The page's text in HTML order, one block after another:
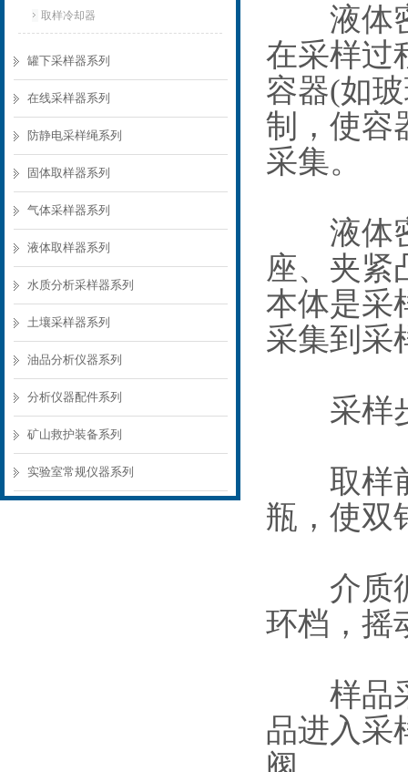
取样冷却器
罐下采样器系列
在线采样器系列
防静电采样绳系列
固体取样器系列
气体采样器系列
液体取样器系列
水质分析采样器系列
土壤采样器系列
油品分析仪器系列
分析仪器配件系列
矿山救护装备系列
实验室常规仪器系列
液体密
在采样过
容器(如
制，使容
采集‌。
液体密
座、夹紧
本体是采
采集到采
采样
取样前
瓶，使双
介质循
环档，摇
样品采
品进入采